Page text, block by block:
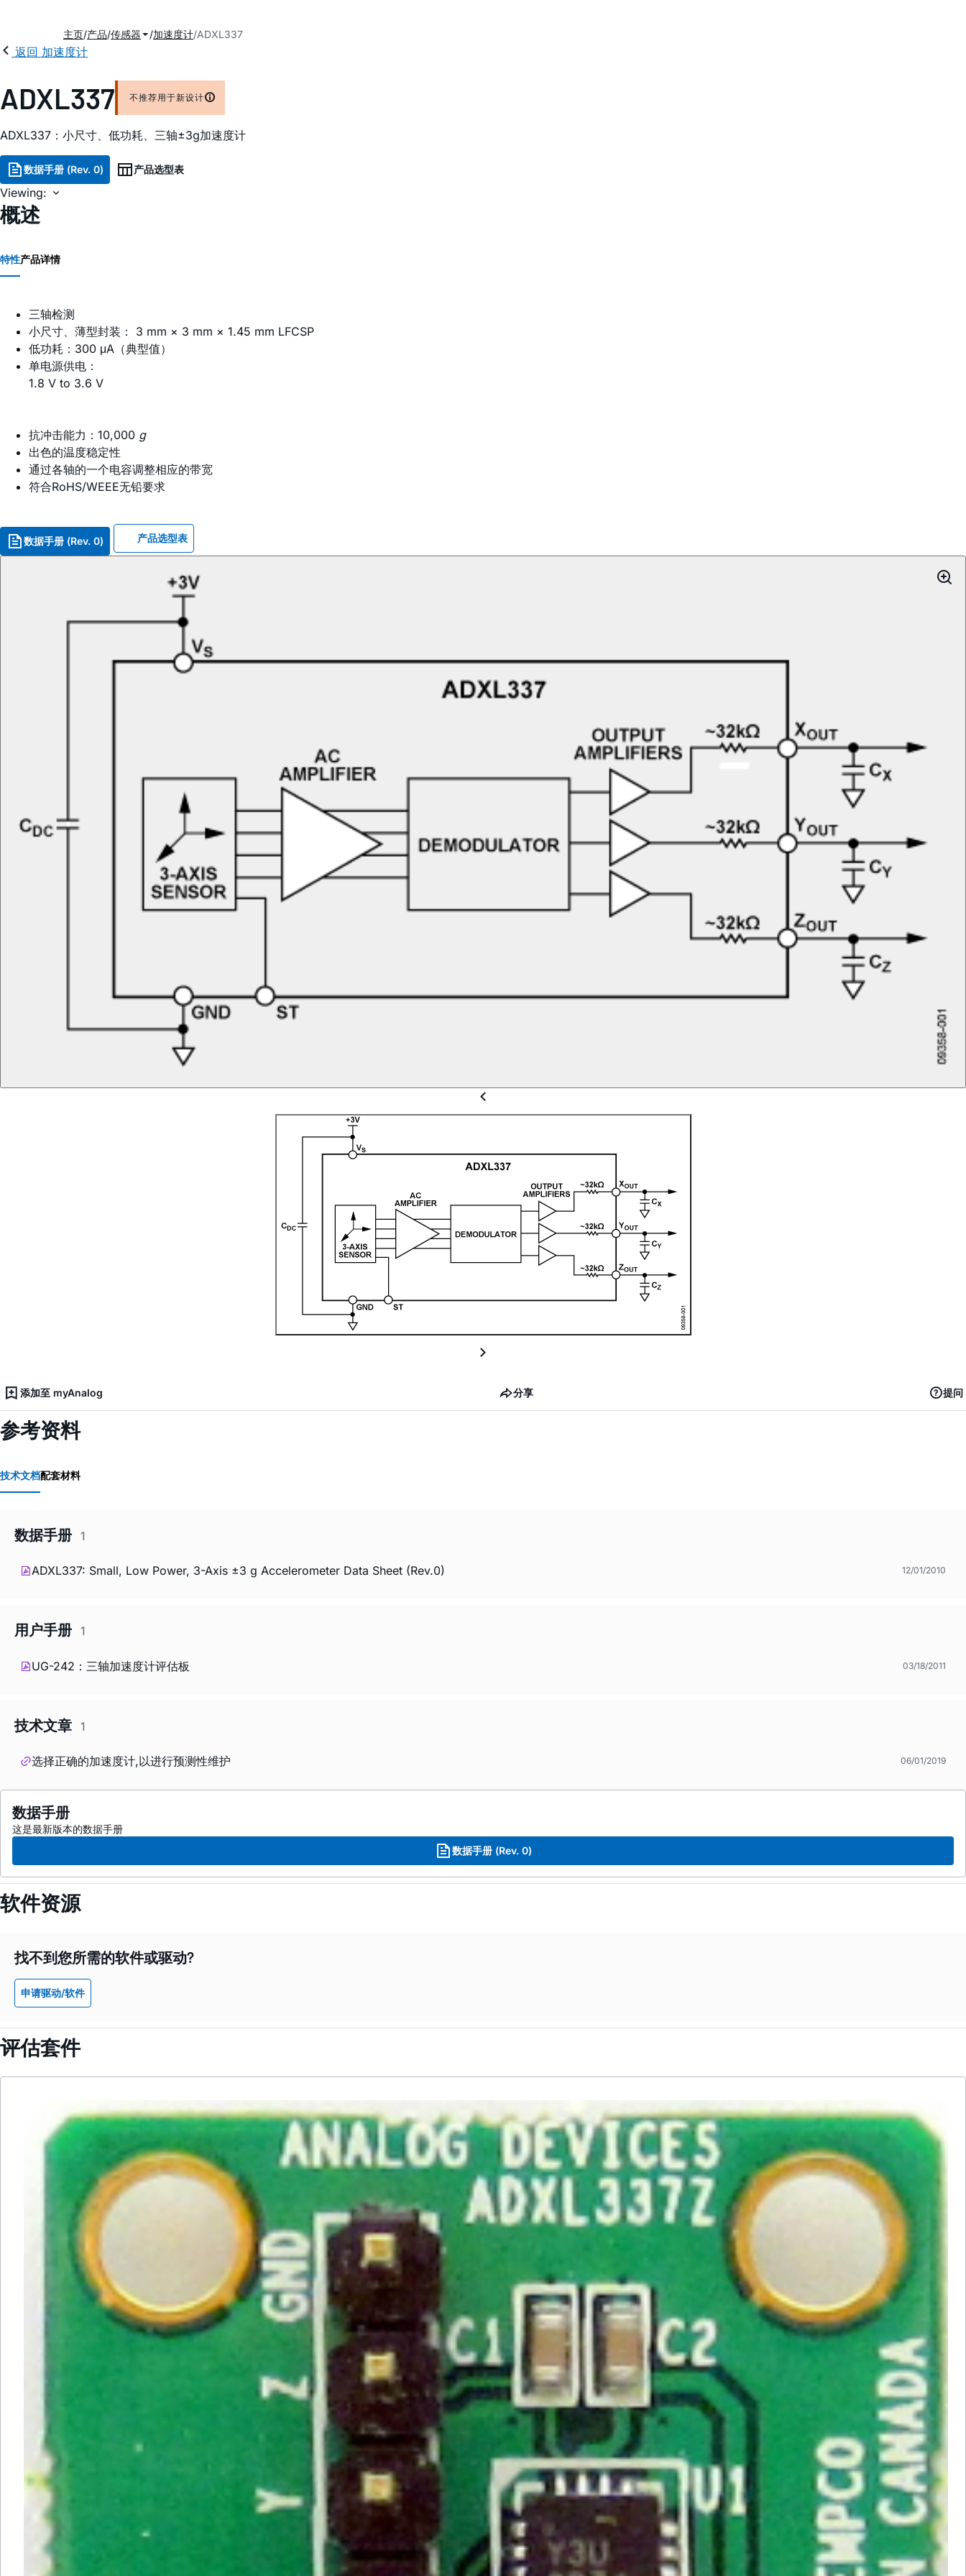
主页 产品 传感器 加速度计 ADXL337
返回 加速度计
ADXL337 不推荐用于新设计
ADXL337：小尺寸、低功耗、三轴±3g加速度计
数据手册 (Rev. 0) 产品选型表
Viewing:
概述
特性产品详情
三轴检测
小尺寸、薄型封装： 3 mm × 3 mm × 1.45 mm LFCSP
低功耗：300 μA（典型值）
单电源供电：
1.8 V to 3.6 V
抗冲击能力：10,000 g
出色的温度稳定性
通过各轴的一个电容调整相应的带宽
符合RoHS/WEEE无铅要求
数据手册 (Rev. 0) 产品选型表
添加至 myAnalog 分享 提问
参考资料
技术文档配套材料
数据手册 1
ADXL337: Small, Low Power, 3-Axis ±3 g Accelerometer Data Sheet (Rev.0) 12/01/2010
用户手册 1
UG-242：三轴加速度计评估板 03/18/2011
技术文章 1
选择正确的加速度计,以进行预测性维护 06/01/2019
数据手册
这是最新版本的数据手册
数据手册 (Rev. 0)
软件资源
找不到您所需的软件或驱动?
申请驱动/软件
评估套件